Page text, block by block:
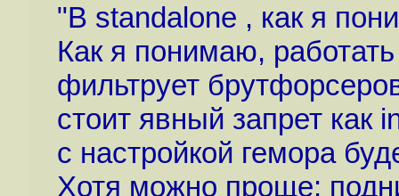
"В standalone , как я
Как я понимаю,
фильтрует
стоит явный запрет как
с настройкой гемора
Хотя можно проще: